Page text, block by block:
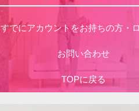
すでにアカウントをお持ちの方・
お問い合わせ
TOPに戻る